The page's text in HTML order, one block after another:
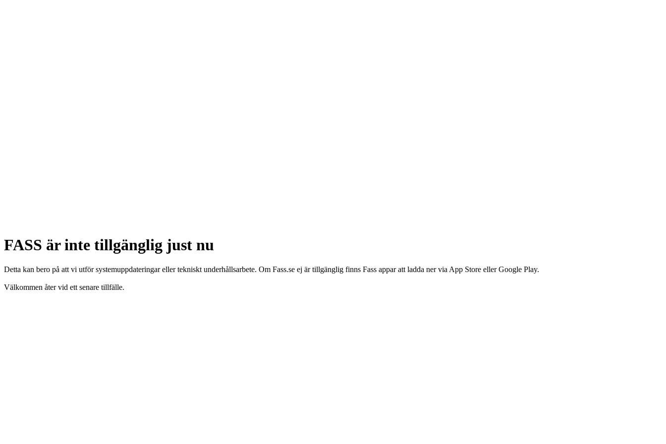
FASS är inte tillgänglig just nu
Detta kan bero på att vi utför systemuppdateringar eller tekniskt underhållsarbete. Om Fass.se ej är tillgänglig finns Fass appar att ladda ner via App Store eller Google Play.
Välkommen åter vid ett senare tillfälle.